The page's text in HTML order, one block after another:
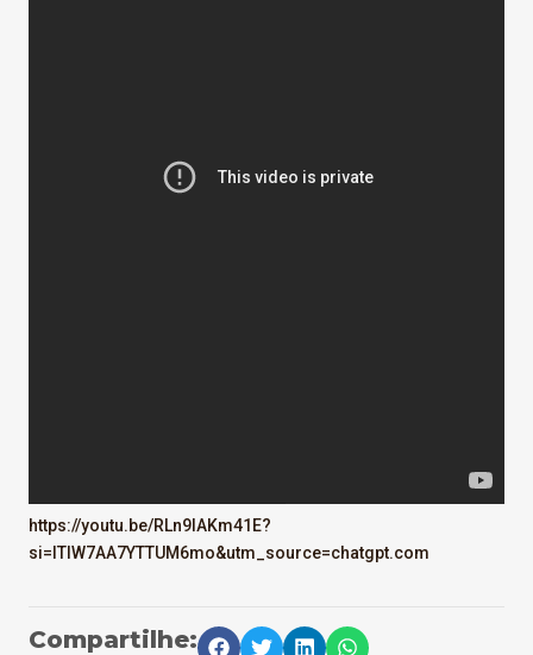
https://youtu.be/RLn9lAKm41E?
si=lTlW7AA7YTTUM6mo&utm_source=chatgpt.com
Compartilhe: